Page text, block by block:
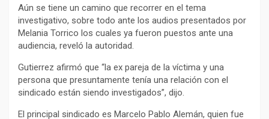
Aún se tiene un camino que recorrer en el tema
investigativo, sobre todo ante los audios presentados por
Melania Torrico los cuales ya fueron puestos ante una
audiencia, reveló la autoridad.
Gutierrez afirmó que “la ex pareja de la víctima y una
persona que presuntamente tenía una relación con el
sindicado están siendo investigados”, dijo.
El principal sindicado es Marcelo Pablo Alemán, quien fue